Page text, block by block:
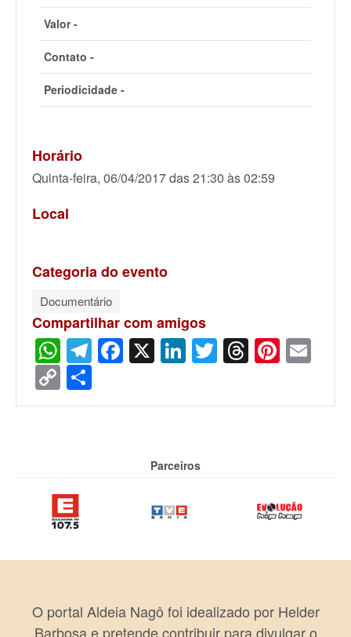
Valor -
Contato -
Periodicidade -
Horário
Quinta-feira, 06/04/2017 das 21:30 às 02:59
Local
Categoria do evento
Documentário
Compartilhar com amigos
WhatsApp
Telegram
Facebook
X LinkedIn
Twitter
Threads
Copy
Link
Parceiros
O portal Aldeia Nagô foi idealizado por Helder
Barbosa e pretende contribuir para divulgar o